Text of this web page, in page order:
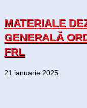
MATERIALE
GENERALĂ
FRL
21 ianuarie 2025